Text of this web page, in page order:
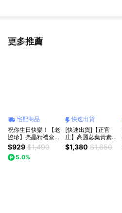
更多推薦
看更多
宅配商品
祝你生日快樂！【老
協珍】亮晶精禮盒
(18入)
$929 $1,499
5.0%
快速出貨
[快速出貨]【正官
庄】高麗蔘葉黃素飲
60mlx21入(產品效
期至2028/06)
$1,380 $1,850